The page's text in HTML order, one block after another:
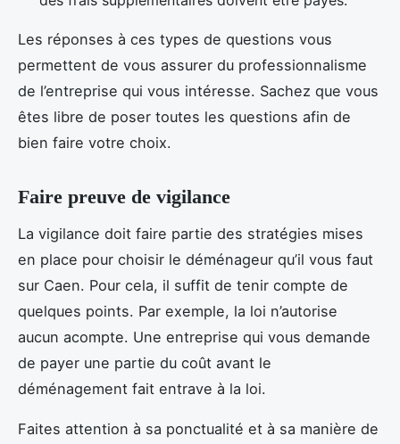
Les réponses à ces types de questions vous
permettent de vous assurer du professionnalisme
de l’entreprise qui vous intéresse. Sachez que vous
êtes libre de poser toutes les questions afin de
bien faire votre choix.
Faire preuve de vigilance
La vigilance doit faire partie des stratégies mises
en place pour choisir le déménageur qu’il vous faut
sur Caen. Pour cela, il suffit de tenir compte de
quelques points. Par exemple, la loi n’autorise
aucun acompte. Une entreprise qui vous demande
de payer une partie du coût avant le
déménagement fait entrave à la loi.
Faites attention à sa ponctualité et à sa manière de